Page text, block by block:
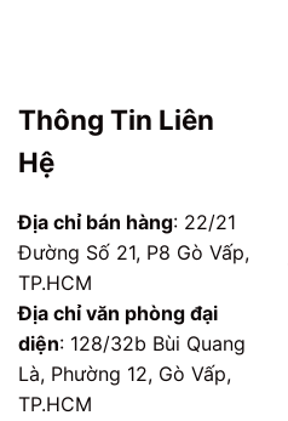
Thông Tin Liên
Hệ
Địa chỉ bán hàng: 22/21
Đường Số 21, P8 Gò Vấp,
TP.HCM
Địa chỉ văn phòng đại
diện: 128/32b Bùi Quang
Là, Phường 12, Gò Vấp,
TP.HCM